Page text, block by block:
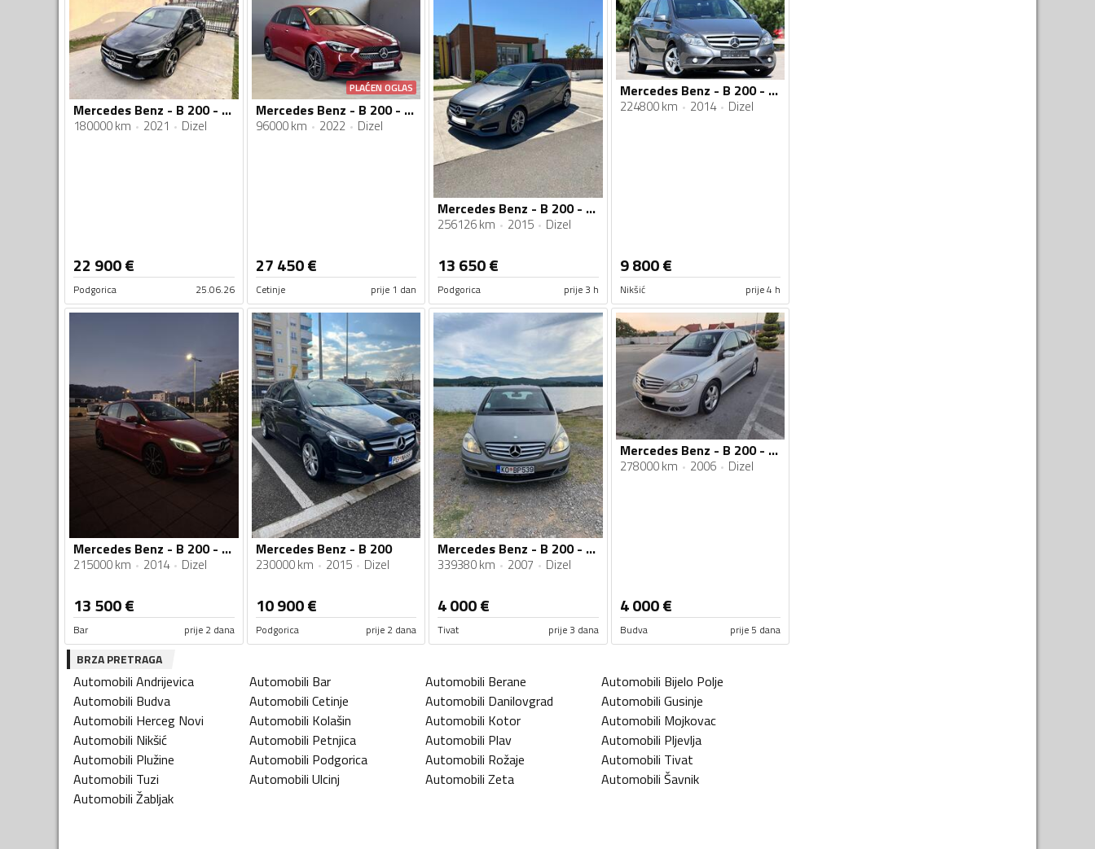
Mercedes Benz - B 200 - 200 dizel mercedesov motor
180000 km 2021 Dizel
22 900€
Podgorica 25.06.26
PLAĆEN OGLAS
Mercedes Benz - B 200 - AMG - 2022 GOD
96000 km 2022 Dizel
27 450€
Cetinje prije 1 dan
Mercedes Benz - B 200 - CDI 4 MATIC
256126 km 2015 Dizel
13 650€
Podgorica prije 3 h
Mercedes Benz - B 200 - CDI
224800 km 2014 Dizel
9 800€
Nikšić prije 4 h
Mercedes Benz - B 200 - CDI AMG LINE
215000 km 2014 Dizel
13 500€
Bar prije 2 dana
Mercedes Benz - B 200
230000 km 2015 Dizel
10 900€
Podgorica prije 2 dana
Mercedes Benz - B 200 - 2.0DCI
339380 km 2007 Dizel
4 000€
Tivat prije 3 dana
Mercedes Benz - B 200 - 2.0 cdi
278000 km 2006 Dizel
4 000€
Budva prije 5 dana
BRZA PRETRAGA
Automobili Andrijevica Automobili Bar Automobili Berane Automobili Bijelo Polje
Automobili Budva Automobili Cetinje Automobili Danilovgrad Automobili Gusinje
Automobili Herceg Novi Automobili Kolašin Automobili Kotor Automobili Mojkovac
Automobili Nikšić Automobili Petnjica Automobili Plav Automobili Pljevlja
Automobili Plužine Automobili Podgorica Automobili Rožaje Automobili Tivat
Automobili Tuzi Automobili Ulcinj Automobili Zeta Automobili Šavnik
Automobili Žabljak